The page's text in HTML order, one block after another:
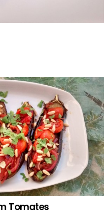
Tomates